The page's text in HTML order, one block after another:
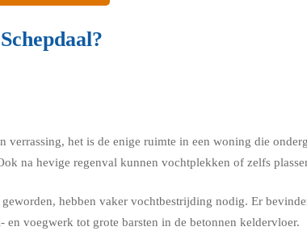
het is de enige ruimte in een woning die
na hevige regenval kunnen vochtplekken of zelfs
hebben vaker vochtbestrijding nodig. Er
voegwerk tot grote barsten in de betonnen keldervloer.